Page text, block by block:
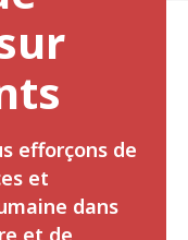
efforçons de
et
dans